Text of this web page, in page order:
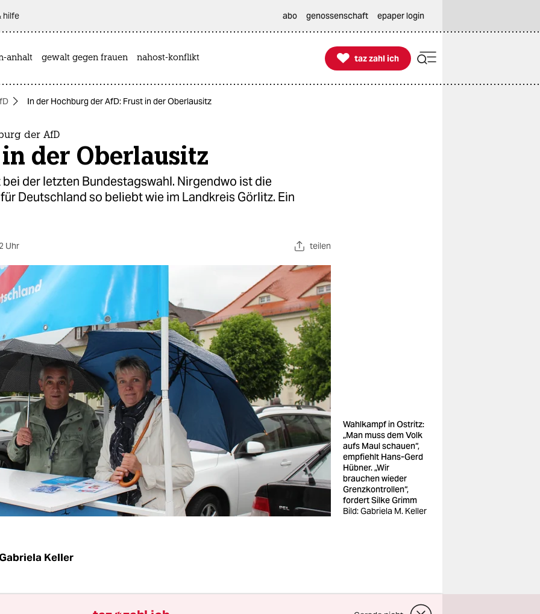
hilfe abo genossenschaft epaper login
anhalt gewalt gegen frauen nahost-konflikt 
taz zahl ich
taz zahl ich
In der Hochburg der AfD: Frust in der Oberlausitz
der AfD
der Oberlausitz
bei der letzten Bundestagswahl. Nirgendwo ist die
Deutschland so beliebt wie im Landkreis Görlitz. Ein
Uhr teilen
Wahlkampf in Ostritz:
„Man muss dem Volk
aufs Maul schauen“,
empfiehlt Hans-Gerd
Hübner. „Wir
brauchen wieder
Grenzkontrollen“,
fordert Silke Grimm
Bild: Gabriela M. Keller
Keller
EIBAU/SEIFHENNERSDORF